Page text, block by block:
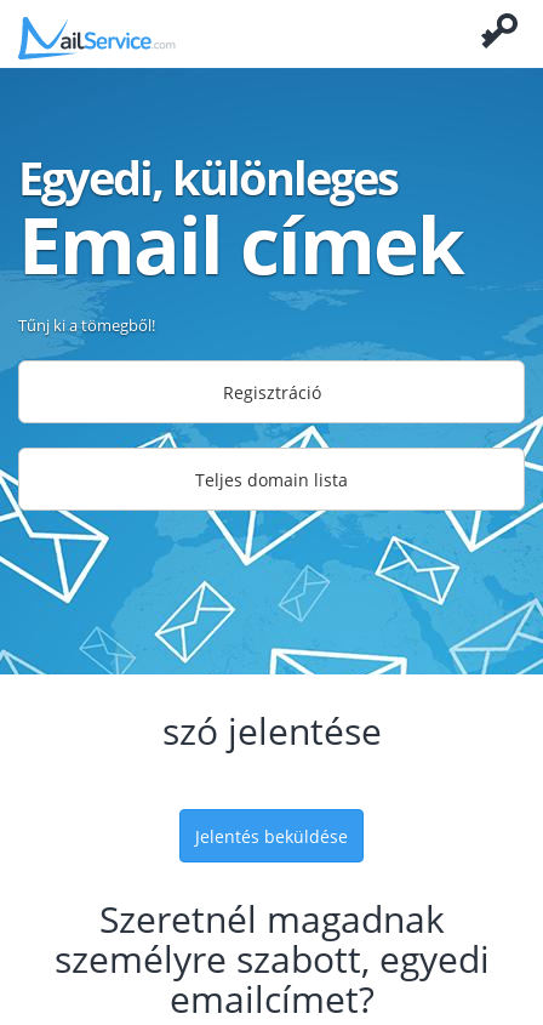
Egyedi, különleges
Email címek
Tűnj ki a tömegből!
Regisztráció
Teljes domain lista
szó jelentése
Jelentés beküldése
Szeretnél magadnak
személyre szabott, egyedi
emailcímet?